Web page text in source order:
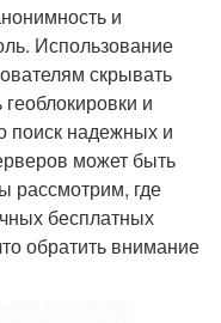
и
Использование
скрывать
и
поиск надежных и
может быть
рассмотрим, где
бесплатных
обратить внимание